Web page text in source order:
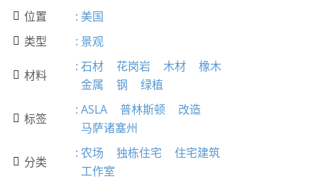
 位置 : 美国
 类型 : 景观
 材料
: 石材 花岗岩 木材
橡木
金属
钢 绿植
 标签
: ASLA 普林斯顿
改造
马萨诸塞州
 分类
: 农场 独栋住宅
住宅建筑
工作室